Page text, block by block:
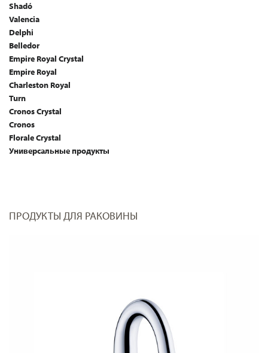
Shadó
Valencia
Delphi
Belledor
Empire Royal Crystal
Empire Royal
Charleston Royal
Turn
Cronos Crystal
Cronos
Florale Crystal
Универсальные продукты
ПРОДУКТЫ ДЛЯ РАКОВИНЫ